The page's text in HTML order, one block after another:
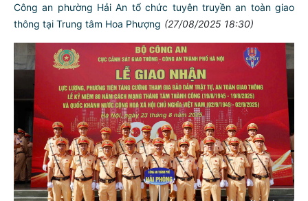
Công an phường Hải An tổ chức tuyên truyền an toàn giao
thông tại Trung tâm Hoa Phượng (27/08/2025 18:30)
TƯ CÁCH
NGƯỜI CÔNG AN CÁCH MỆNH LÀ:
Đối với tự mình, phải
CẦN, KIỆM, LIÊM, CHÍNH